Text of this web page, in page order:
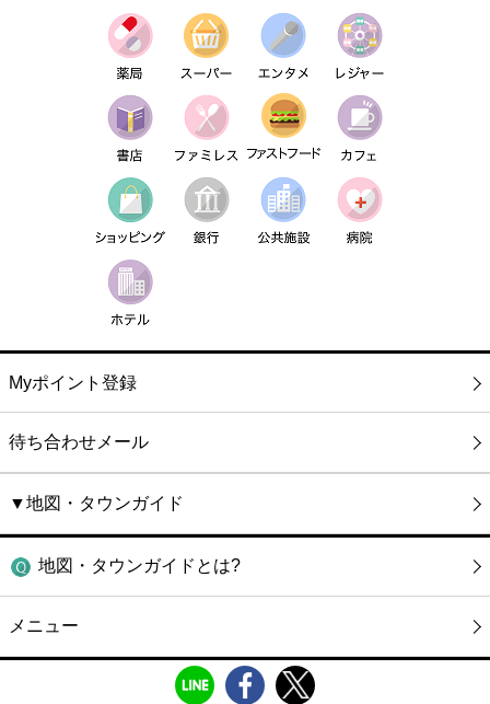
Myポイント登録
待ち合わせメール
▼地図・タウンガイド
地図・タウンガイドとは?
メニュー